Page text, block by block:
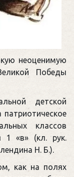
неоценимую
Победы
детской
классов
1 «в» (кл. рук.
Н. Б.).
как на полях